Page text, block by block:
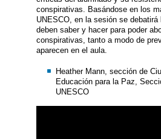
conspirativas. Basándose en los
UNESCO, en la sesión se debatirá
deben saber y hacer para poder
conspirativas, tanto a modo de
aparecen en el aula.
Heather Mann, sección de
Educación para la Paz,
UNESCO